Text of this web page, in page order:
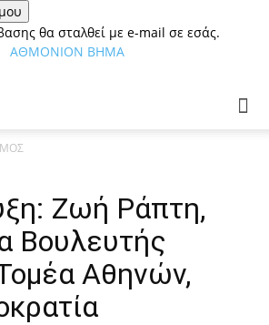
θα σταλθεί με e-mail σε εσάς.
ΑΘΜΟΝΙΟΝ ΒΗΜΑ
Ζωή Ράπτη,
Βουλευτής
Αθηνών,